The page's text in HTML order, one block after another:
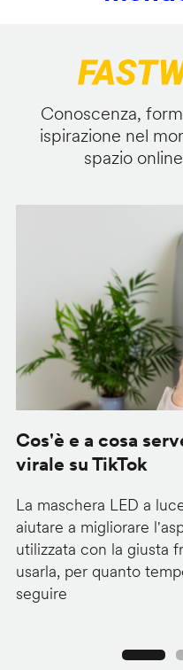
Conoscenza,
ispirazione nel
spazio
Cos'è e a cosa
virale su TikTok
La maschera LED a
aiutare a migliorare
utilizzata con la giusta
usarla, per quanto
seguire